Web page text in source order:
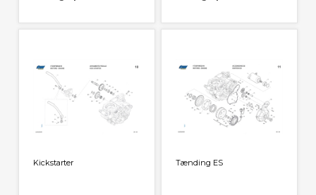
Kickstarter Tænding ES